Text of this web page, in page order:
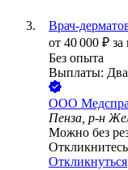
Врач-
от 40 000 ₽ за
Без опыта
Выплаты: Два
ООО
Пенза, р-н
Можно без
Откликнуться